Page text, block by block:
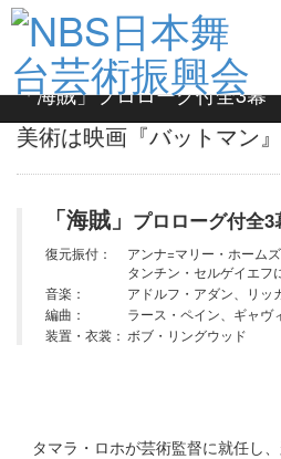
「海賊」プロローグ付全3幕
パリ・オペラ座をも沸か
作！
美術は映画『バットマン
「海賊」 プロローグ付全3
復元振付：
アンナ=マリー・ホーム
タンチン・セルゲイエフ
音楽：
アドルフ・アダン、リッ
編曲：
ラース・ペイン、ギャヴ
装置・衣裳： ボブ・リングウッド
タマラ・ロホが芸術監督に就任し